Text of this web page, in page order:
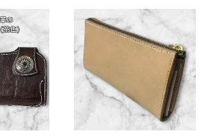
おしゃれ 大人かわいい シ
ンプル レザー財布 レディ
ース財布 ギフト プレゼン
ト